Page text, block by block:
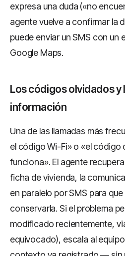
expresa una duda («no
agente vuelve a confirmar la
puede enviar un SMS con un
Google Maps.
Los códigos olvidados y
información
Una de las llamadas más
el código Wi-Fi» o «el código
funciona». El agente
ficha de vivienda, la
en paralelo por SMS para
conservarla. Si el problema
modificado recientemente,
equivocado), escala al